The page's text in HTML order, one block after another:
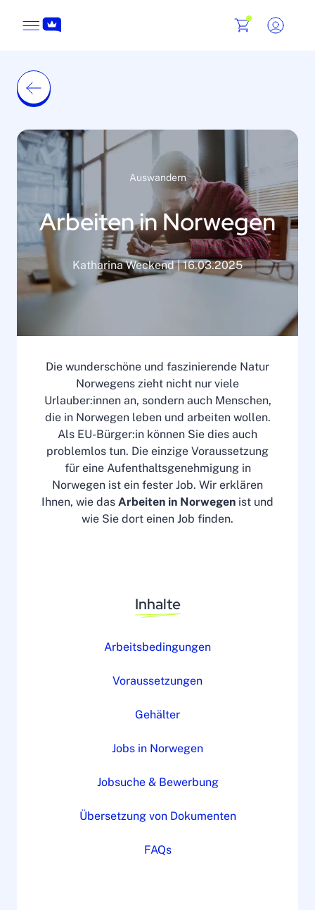
Auswandern
Arbeiten in Norwegen
Katharina Weckend | 16.03.2025
Die wunderschöne und faszinierende Natur
Norwegens zieht nicht nur viele
Urlauber:innen an, sondern auch Menschen,
die in Norwegen leben und arbeiten wollen.
Als EU-Bürger:in können Sie dies auch
problemlos tun. Die einzige Voraussetzung
für eine Aufenthaltsgenehmigung in
Norwegen ist ein fester Job. Wir erklären
Ihnen, wie das Arbeiten in Norwegen ist und
wie Sie dort einen Job finden.
Inhalte
Arbeitsbedingungen
Voraussetzungen
Gehälter
Jobs in Norwegen
Jobsuche & Bewerbung
Übersetzung von Dokumenten
FAQs